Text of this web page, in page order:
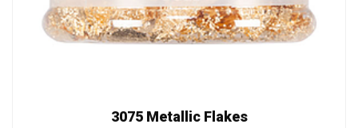
3075 Metallic Flakes